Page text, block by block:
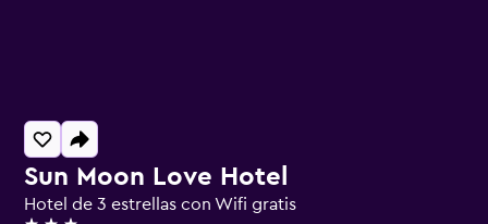
Sun Moon Love Hotel
Hotel de 3 estrellas con Wifi gratis